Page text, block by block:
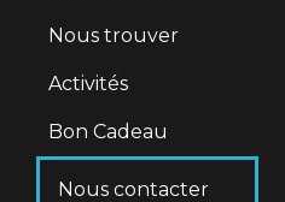
Nous trouver
Activités
Bon Cadeau
Nous contacter